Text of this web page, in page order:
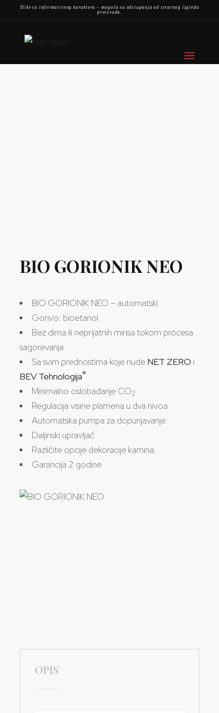
BIO GORIONIK NEO
BIO GORIONIK NEO – automatski
Gorivo: bioetanol
Bez dima ili neprijatnih mirisa tokom procesa
sagorevanja
Sa svim prednostima koje nude NET ZERO i
BEV Tehnologija®
Minimalno oslobađanje CO2
Regulacija visine plamena u dva nivoa
Automatska pumpa za dopunjavanje
Daljinski upravljač
Različite opcije dekoracije kamina
Garancija 2 godine
OPIS
Slike su informativnog karaktera – moguća su odstupanja od stvarnog izgleda
proizvoda.